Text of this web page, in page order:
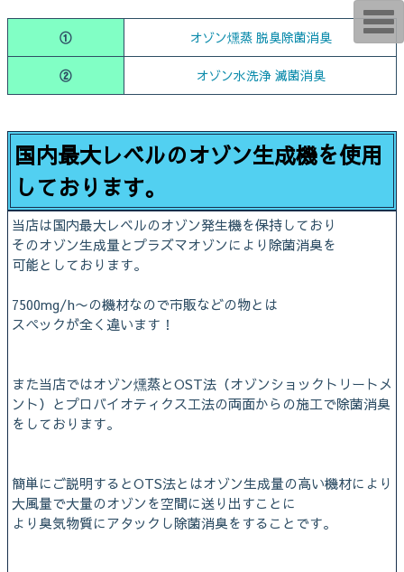
① オゾン燻蒸 脱臭除菌消臭
② オゾン水洗浄 滅菌消臭
国内最大レベルのオゾン生成機を使用
しております。
当店は国内最大レベルのオゾン発生機を保持しており
そのオゾン生成量とプラズマオゾンにより除菌消臭を
可能としております。
7500mg/h〜の機材なので市販などの物とは
スペックが全く違います！
また当店ではオゾン燻蒸とOST法（オゾンショックトリートメ
ント）とプロバイオティクス工法の両面からの施工で除菌消臭
をしております。
簡単にご説明するとOTS法とはオゾン生成量の高い機材により
大風量で大量のオゾンを空間に送り出すことに
より臭気物質にアタックし除菌消臭をすることです。
T
o
g
g
n
i
g
a
o